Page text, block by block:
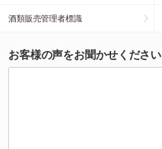
酒類販売管理者標識
お客様の声をお聞かせください